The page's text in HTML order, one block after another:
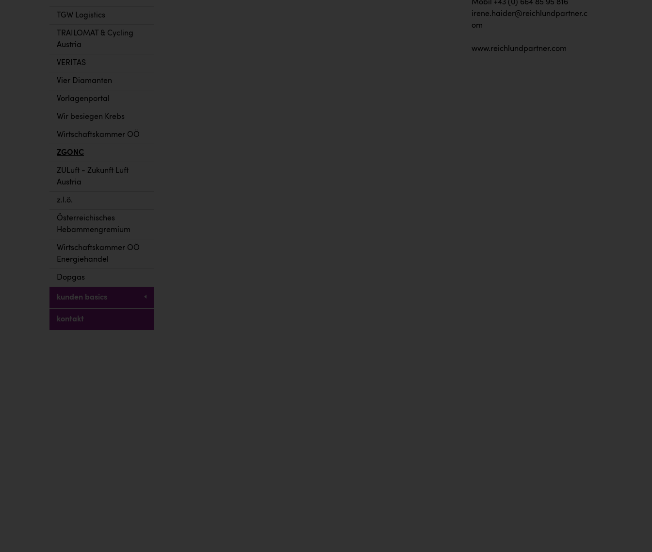
TGW Logistics
TRAILOMAT & Cycling
Austria
VERITAS
Vier Diamanten
Vorlagenportal
Wir besiegen Krebs
Wirtschaftskammer OÖ
ZGONC
ZULuft - Zukunft Luft
Austria
z.l.ö.
Österreichisches
Hebammengremium
Wirtschaftskammer OÖ
Energiehandel
Dopgas
kunden basics
kontakt
Mobil +43 (0) 664 85 95 816
irene.haider@reichlundpartner.c
om
www.reichlundpartner.com